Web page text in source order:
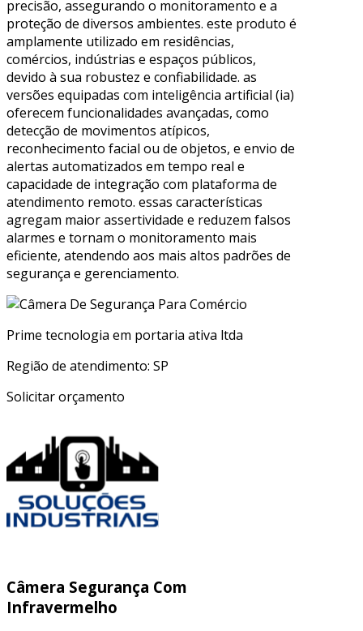
precisão, assegurando o monitoramento e a
proteção de diversos ambientes. este produto é
amplamente utilizado em residências,
comércios, indústrias e espaços públicos,
devido à sua robustez e confiabilidade. as
versões equipadas com inteligência artificial (ia)
oferecem funcionalidades avançadas, como
detecção de movimentos atípicos,
reconhecimento facial ou de objetos, e envio de
alertas automatizados em tempo real e
capacidade de integração com plataforma de
atendimento remoto. essas características
agregam maior assertividade e reduzem falsos
alarmes e tornam o monitoramento mais
eficiente, atendendo aos mais altos padrões de
segurança e gerenciamento.
Prime tecnologia em portaria ativa ltda
Região de atendimento: SP
Solicitar orçamento
Câmera Segurança Com
Infravermelho